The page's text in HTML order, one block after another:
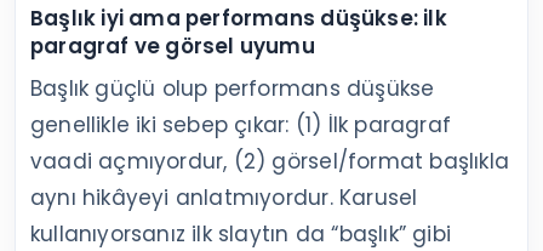
Başlık iyi ama performans düşükse: ilk
paragraf ve görsel uyumu
Başlık güçlü olup performans düşükse
genellikle iki sebep çıkar: (1) İlk paragraf
vaadi açmıyordur, (2) görsel/format başlıkla
aynı hikâyeyi anlatmıyordur. Karusel
kullanıyorsanız ilk slaytın da “başlık” gibi